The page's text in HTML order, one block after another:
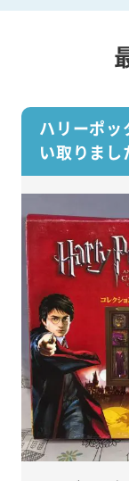
ハリーポ
い取りまし